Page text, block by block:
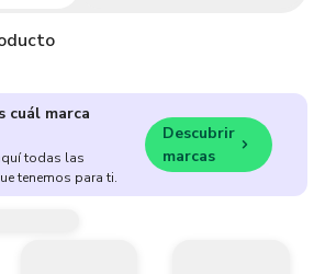
cuál marca
todas las
tenemos para ti.
Descubrir
marcas